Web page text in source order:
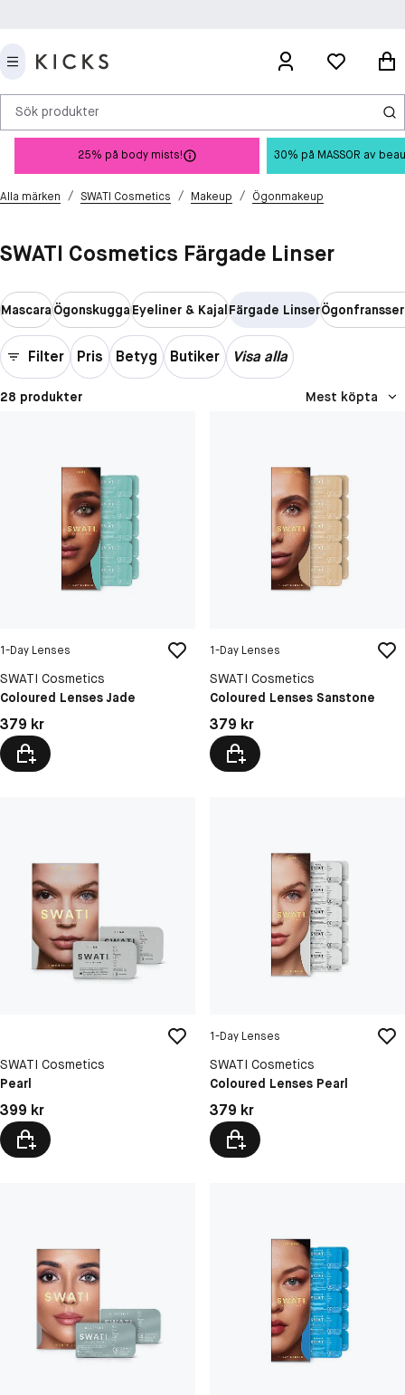
Sök produkter
25% på body mists! 30% på MASSOR av
Alla märken / SWATI Cosmetics / Makeup / Ögonmakeup
SWATI Cosmetics Färgade Linser
MascaraÖgonskuggaEyeliner & KajalFärgade Linser
Filter Pris Betyg Butiker Visa alla
28 produkter Mest köpta
1-Day Lenses
SWATI Cosmetics
Coloured Lenses Jade
Pris: 379 kr
379 kr
1-Day Lenses
SWATI Cosmetics
Coloured Lenses Sanstone
Pris: 379 kr
379 kr
SWATI Cosmetics
Pearl
Pris: 399 kr
399 kr
1-Day Lenses
SWATI Cosmetics
Coloured Lenses Pearl
Pris: 379 kr
379 kr